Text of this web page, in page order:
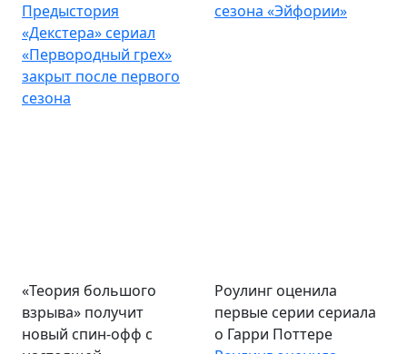
Предыстория
«Декстера» сериал
«Первородный грех»
закрыт после первого
сезона
сезона «Эйфории»
«Теория большого
взрыва» получит
новый спин-офф с
Роулинг оценила
первые серии сериала
о Гарри Поттере